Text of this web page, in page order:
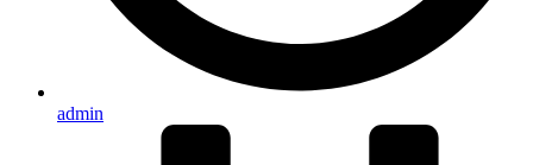
admin